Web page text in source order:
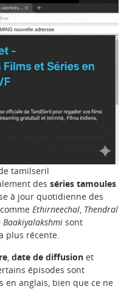
tamilseril
desséries tamoules
à jour quotidienne des
Ethirneechal, Thendral
Baakiyalakshmi sont
plus récente.
,date de diffusion et
épisodes sont
en anglais, bien que ce ne